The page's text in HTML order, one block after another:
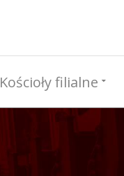
Kościoły filialne